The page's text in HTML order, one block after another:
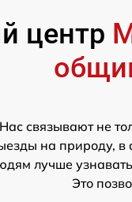
центр
Нас связывают не
на природу, в
лучше
Это